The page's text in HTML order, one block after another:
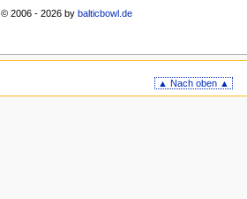
© 2006 - 2026 by balticbowl.de
▲ Nach oben ▲